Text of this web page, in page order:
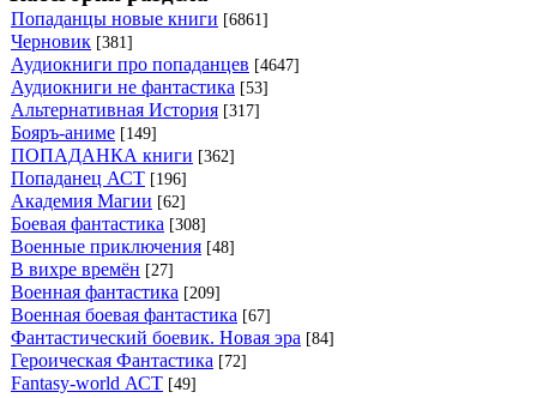
Попаданцы новые книги [6861]
Черновик [381]
Аудиокниги про попаданцев [4647]
Аудиокниги не фантастика [53]
Альтернативная История [317]
Бояръ-аниме [149]
ПОПАДАНКА книги [362]
Попаданец АСТ [196]
Академия Магии [62]
Боевая фантастика [308]
Военные приключения [48]
В вихре времён [27]
Военная фантастика [209]
Военная боевая фантастика [67]
Фантастический боевик. Новая эра [84]
Героическая Фантастика [72]
Fantasy-world АСТ [49]